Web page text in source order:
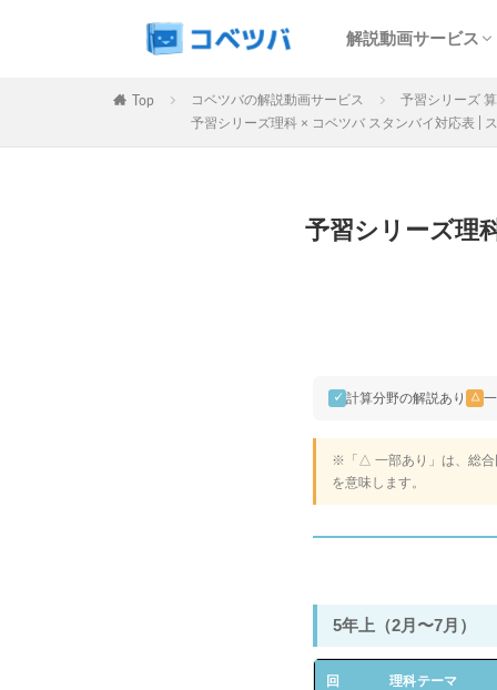
解説動画サービス
Top コベツバの解説動画サービス
予習シリーズ
予習シリーズ理科 × コベツバ スタンバイ対応表 |
予習シリーズ理
✓ 計算分野の解説あり △
※「△ 一部あり」は、総合
を意味します。
5年上（2月〜7月）
回 理科テーマ
カテゴリー
タグ
SAPIX組分けテス
新学年(1月〜2月)
サピックステキス